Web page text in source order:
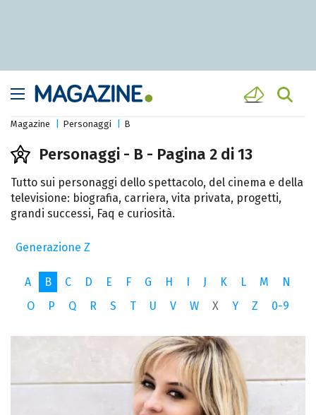
Magazine Personaggi B
Personaggi - B - Pagina 2 di 13
Tutto sui personaggi dello spettacolo, del cinema e della
televisione: biografia, carriera, vita privata, progetti,
grandi successi, Faq e curiosità.
Generazione Z
A B C D E F G H J K L M
N
O
P Q R S T U V W X Y Z 0-9